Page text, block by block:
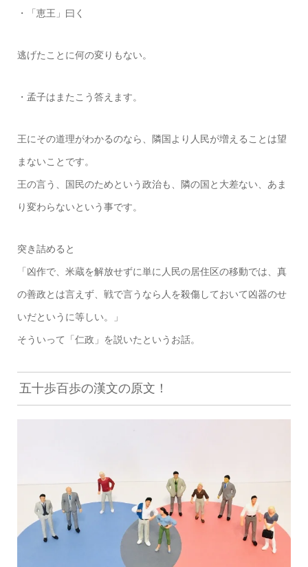
・「恵王」曰く
逃げたことに何の変りもない。
・孟子はまたこう答えます。
王にその道理がわかるのなら、隣国より人民が増えることは望
まないことです。
王の言う、国民のためという政治も、隣の国と大差ない、あま
り変わらないという事です。
突き詰めると
「凶作で、米蔵を解放せずに単に人民の居住区の移動では、真
の善政とは言えず、戦で言うなら人を殺傷しておいて凶器のせ
いだというに等しい。」
そういって「仁政」を説いたというお話。
五十歩百歩の漢文の原文！